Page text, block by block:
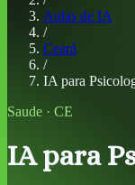
Aulas de IA
/
Ceará
/
IA para
Saude · CE
IA para